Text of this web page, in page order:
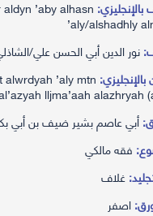
بالإنجليزي: ’aby alhasn
’aly/alshadhly
نور الدين أبي الحسن علي/
بالإنجليزي: alwrdyah ’aly mtn
lljma’aah alazhryah
أبي عاصم بشير ضيف بن أبي
فقه مالكي
غلاف
اصفر